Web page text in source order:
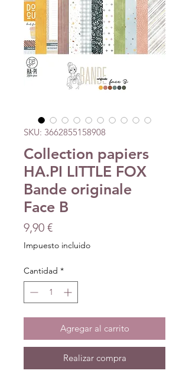
SKU: 3662855158908
Collection papiers
HA.PI LITTLE FOX
Bande originale
Face B
9,90 €Precio
Impuesto incluido
Cantidad *
Agregar al carrito
Realizar compra